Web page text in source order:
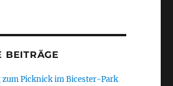
BEITRÄGE
zum Picknick im Bicester-Park